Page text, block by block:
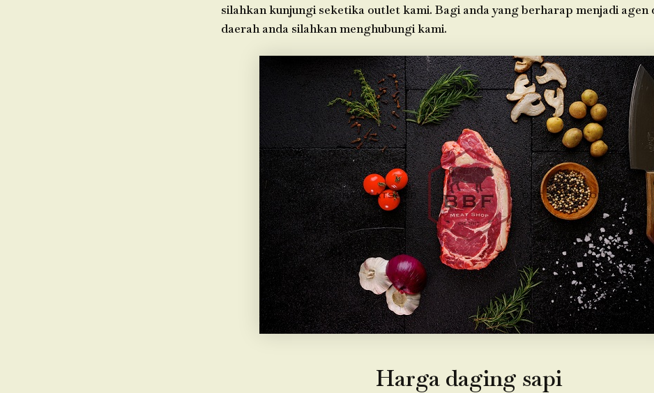
silahkan kunjungi seketika outlet kami. Bagi anda yang berharap menjadi agen
daerah anda silahkan menghubungi kami.
Harga daging sapi